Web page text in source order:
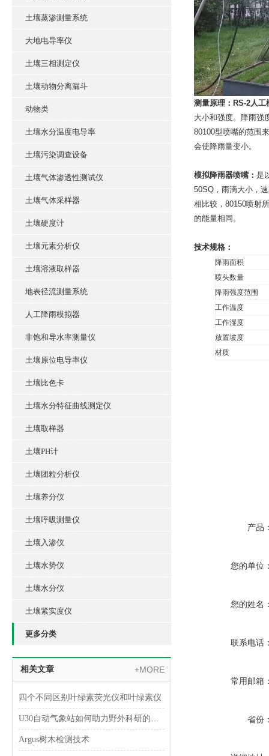
土壤蒸渗测量系统
大地电导率仪
土壤三相测定仪
土壤动物分离漏斗
动物类
土壤水分温度电导率
土壤污染调查设备
土壤气体渗透性测试仪
土壤气体采样器
土壤硬度计
土壤元素分析仪
土壤溶液取样器
地表径流测量系统
人工降雨模拟器
非饱和导水率测量仪
土壤原位电导率仪
土壤比色卡
土壤水分特征曲线测定仪
土壤取样器
土壤PH计
土壤团粒分析仪
土壤养分仪
土壤呼吸测量仪
土壤入渗仪
土壤水势仪
土壤水分仪
土壤紧实度仪
更多分类
相关文章 +MORE
四个不同区别叶绿素荧光仪和叶绿素仪
U30自动气象站如何助力野外科研的安全与效率
Argus树木检测技术
测量原理： RS-2人工
大小和强度。降雨强
80100型喷嘴的范围
会使降雨量变小。
模拟降雨器喷嘴： 是
50SQ ，雨滴大小，
相比较， 80150喷射
的能量相同。
技术规格：
降雨面积
喷头数量
降雨强度范围
工作温度
工作湿度
放置坡度
材质
产品
您的单位
您的姓名
联系电话
常用邮箱
省份